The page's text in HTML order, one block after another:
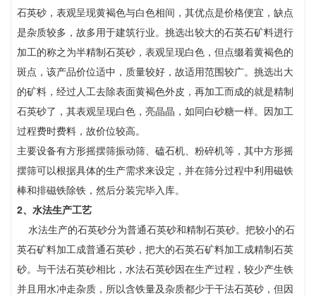
石英砂，表观呈现黄褐色与白色相间，其优点是价格便宜，缺点
是杂质较多，故多用于建筑行业。挑选出较大的石英石矿料进行
加工的称之为半精制石英砂，表观呈现白色，但点缀着黄褐色的
斑点，该产品价位适中，质量较好，故适用范围较广。挑选出大
的矿料，经过人工去除表面黄褐色外皮，再加工而成的就是精制
石英砂了，其表观呈现白色，亮晶晶，如同白砂糖一样。因加工
过程费时费料，故价位较高。
主要设备有方形摇摆筛振动筛、磕石机、粉碎机等，其中方形摇
摆筛可以根据具体的生产需求来设定，并在筛分过程中利用磁铁
棒和排磁铁除铁，然后分装完毕入库。
2、水法生产工艺
水法生产的石英砂分为普通石英砂和精制石英砂。把较小的石
英石矿料加工成普通石英砂，把大的石英石矿料加工成精制石英
砂。与干法石英砂相比，水法石英砂因在生产过程，较少产生铁
并且用水冲走杂质，所以含铁量及杂质都少于干法石英砂，但因